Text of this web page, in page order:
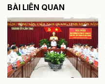
BÀI LIÊN QUAN